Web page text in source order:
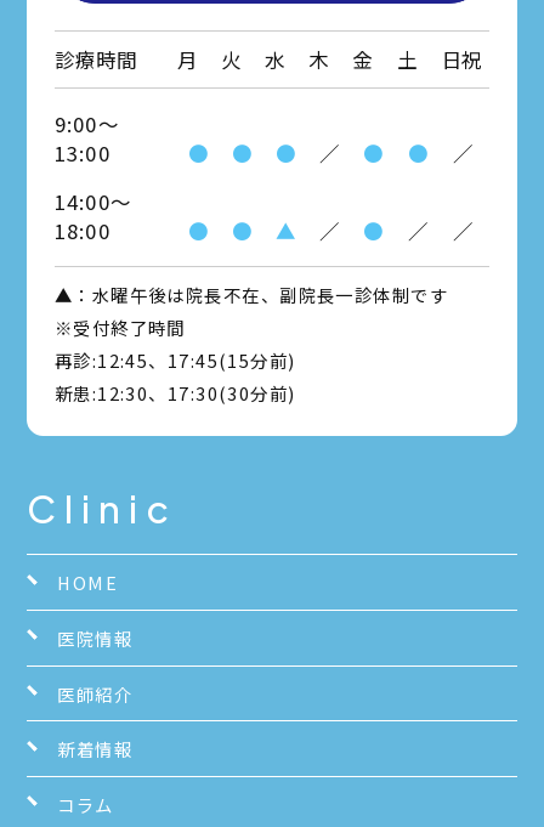
診療時間 月 火 水 木 金 土 日祝
9:00～
13:00
● ● ● ／ ● ●
／
14:00～
18:00
● ● ▲ ／ ● ／ ／
▲：水曜午後は院長不在、副院長一診体制です
※受付終了時間
再診:12:45、17:45(15分前)
新患:12:30、17:30(30分前)
Clinic
HOME
医院情報
医師紹介
新着情報
コラム